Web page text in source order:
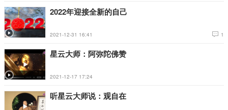
2022年迎接全新的自己
2021-12-31 16:41 1
星云大师：阿弥陀佛赞
2021-12-17 17:24
听星云大师说：观自在